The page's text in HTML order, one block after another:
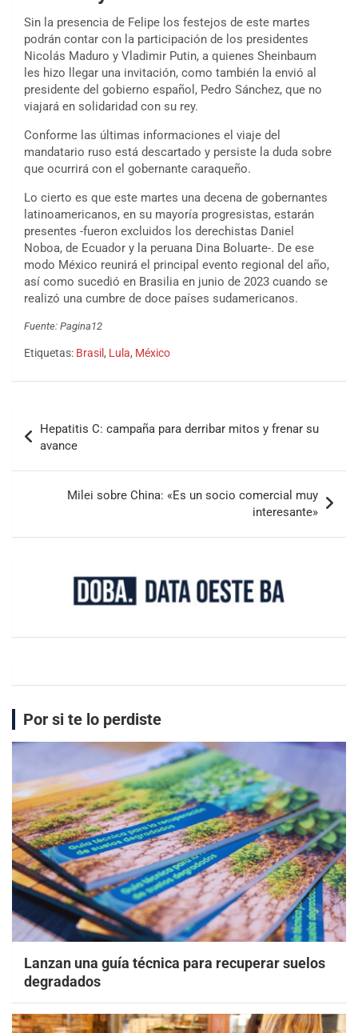
Sin la presencia de Felipe los festejos de este martes
podrán contar con la participación de los presidentes
Nicolás Maduro y Vladimir Putin, a quienes Sheinbaum
les hizo llegar una invitación, como también la envió al
presidente del gobierno español, Pedro Sánchez, que no
viajará en solidaridad con su rey.
Conforme las últimas informaciones el viaje del
mandatario ruso está descartado y persiste la duda sobre
que ocurrirá con el gobernante caraqueño.
Lo cierto es que este martes una decena de gobernantes
latinoamericanos, en su mayoría progresistas, estarán
presentes -fueron excluidos los derechistas Daniel
Noboa, de Ecuador y la peruana Dina Boluarte-. De ese
modo México reunirá el principal evento regional del año,
así como sucedió en Brasilia en junio de 2023 cuando se
realizó una cumbre de doce países sudamericanos.
Fuente: Pagina12
Etiquetas: Brasil , Lula, México
Hepatitis C: campaña para derribar mitos y frenar su
avance
Milei sobre China: «Es un socio comercial muy
interesante»
Por si te lo perdiste
Lanzan una guía técnica para recuperar suelos
degradados